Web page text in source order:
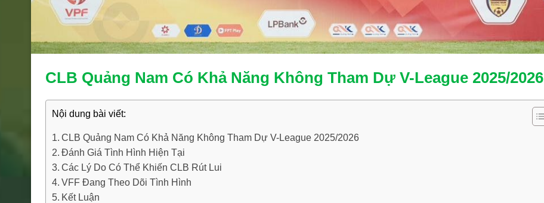
CLB Quảng Nam Có Khả Năng Không Tham Dự V-League 2025/2026
Nội dung bài viết:
CLB Quảng Nam Có Khả Năng Không Tham Dự V-League 2025/2026
Đánh Giá Tình Hình Hiện Tại
Các Lý Do Có Thể Khiến CLB Rút Lui
VFF Đang Theo Dõi Tình Hình
Kết Luận